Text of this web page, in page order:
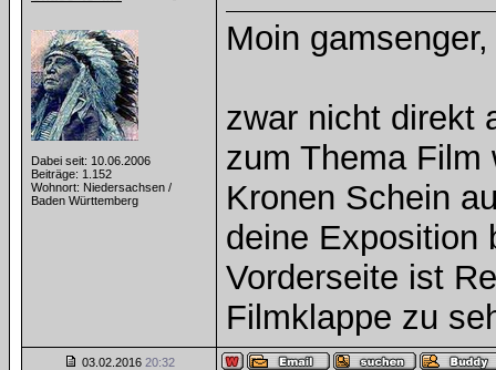
Dabei seit: 10.06.2006
Beiträge: 1.152
Wohnort: Niedersachsen /
Baden Württemberg
Moin gamsenger,
zwar nicht direkt
zum Thema Film
Kronen Schein
deine Exposition
Vorderseite ist
Filmklappe zu
03.02.2016 20:32